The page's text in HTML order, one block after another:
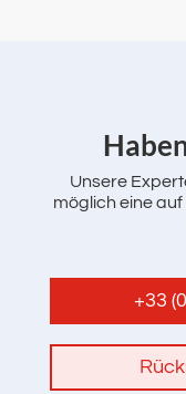
Unsere
möglich eine
+33